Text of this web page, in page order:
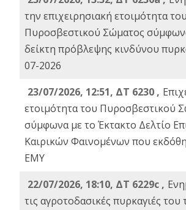
την επιχειρησιακή ετοιμότητα του
Πυροσβεστικού Σώματος
δείκτη πρόβλεψης κινδύνου
07-2026
23/07/2026, 12:51, ΔΤ 6230 ,
ετοιμότητα του Πυροσβεστικού
σύμφωνα με το Έκτακτο Δελτίο
Καιρικών Φαινομένων που
ΕΜΥ
22/07/2026, 18:10, ΔΤ 6229c ,
τις αγροτοδασικές πυρκαγιές του